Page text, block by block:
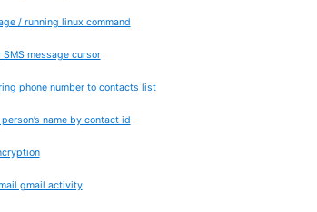
/ running linux command
message cursor
phone number to contacts list
name by contact id
gmail activity